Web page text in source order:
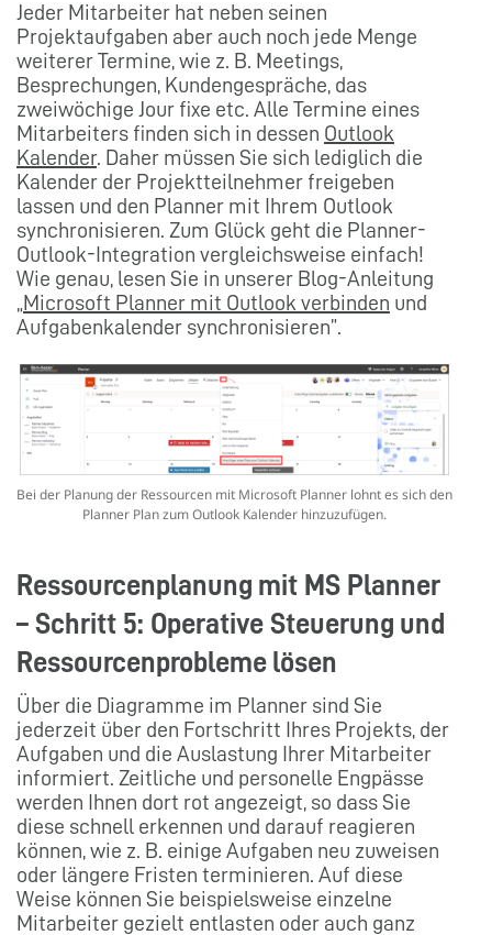
Jeder Mitarbeiter hat neben seinen
Projektaufgaben aber auch noch jede Menge
weiterer Termine, wie z. B. Meetings,
Besprechungen, Kundengespräche, das
zweiwöchige Jour fixe etc. Alle Termine eines
Mitarbeiters finden sich in dessen Outlook
Kalender. Daher müssen Sie sich lediglich die
Kalender der Projektteilnehmer freigeben
lassen und den Planner mit Ihrem Outlook
synchronisieren. Zum Glück geht die Planner-
Outlook-Integration vergleichsweise einfach!
Wie genau, lesen Sie in unserer Blog-Anleitung
„ Microsoft Planner mit Outlook verbinden und
Aufgabenkalender synchronisieren”.
Bei der Planung der Ressourcen mit Microsoft Planner lohnt es sich den
Planner Plan zum Outlook Kalender hinzuzufügen.
Ressourcenplanung mit MS Planner
– Schritt 5: Operative Steuerung und
Ressourcenprobleme lösen
Über die Diagramme im Planner sind Sie
jederzeit über den Fortschritt Ihres Projekts, der
Aufgaben und die Auslastung Ihrer Mitarbeiter
informiert. Zeitliche und personelle Engpässe
werden Ihnen dort rot angezeigt, so dass Sie
diese schnell erkennen und darauf reagieren
können, wie z. B. einige Aufgaben neu zuweisen
oder längere Fristen terminieren. Auf diese
Weise können Sie beispielsweise einzelne
Mitarbeiter gezielt entlasten oder auch ganz